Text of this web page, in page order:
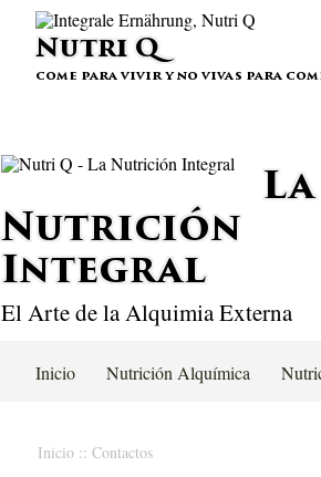
Nutri Q
come para vivir y no vivas para
La
Nutrición
Integral
El Arte de la Alquimia Externa
Inicio Nutrición Alquímica
Inicio:: Contactos